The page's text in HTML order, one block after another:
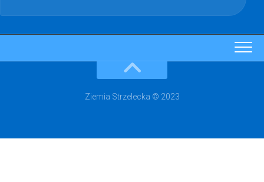
Ziemia Strzelecka © 2023